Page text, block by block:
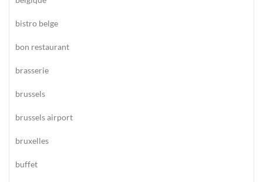
bistro belge
bon restaurant
brasserie
brussels
brussels airport
bruxelles
buffet